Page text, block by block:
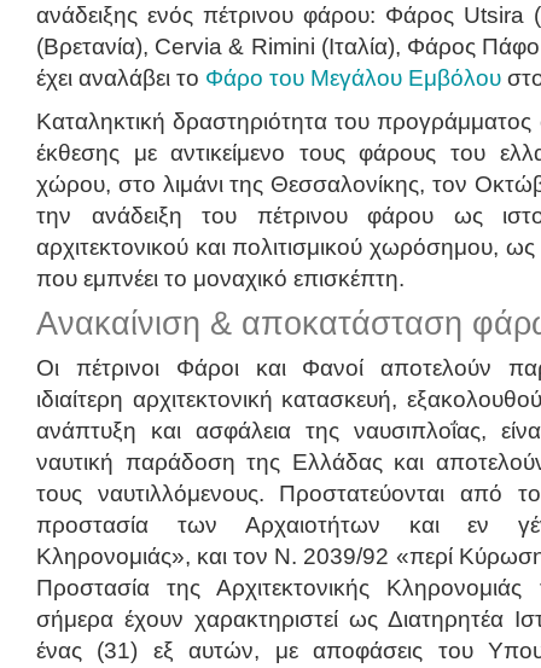
ανάδειξης ενός πέτρινου φάρου: Φάρος Utsira
(Βρετανία), Cervia & Rimini (Ιταλία), Φάρος
έχει αναλάβει το Φάρο του Μεγάλου Εμβόλου
Καταληκτική δραστηριότητα του
έκθεσης με αντικείμενο τους φάρους του
χώρου, στο λιμάνι της Θεσσαλονίκης, τον
την ανάδειξη του πέτρινου φάρου ως
αρχιτεκτονικού και πολιτισμικού χωρόσημου,
που εμπνέει το μοναχικό επισκέπτη.
Ανακαίνιση & αποκατάσταση
Οι πέτρινοι Φάροι και Φανοί αποτελούν
ιδιαίτερη αρχιτεκτονική κατασκευή,
ανάπτυξη και ασφάλεια της ναυσιπλοΐας,
ναυτική παράδοση της Ελλάδας και
τους ναυτιλλόμενους. Προστατεύονται από
προστασία των Αρχαιοτήτων και εν
Κληρονομιάς», και τον Ν. 2039/92 «περί
Προστασία της Αρχιτεκτονικής
σήμερα έχουν χαρακτηριστεί ως Διατηρητέα
ένας (31) εξ αυτών, με αποφάσεις του